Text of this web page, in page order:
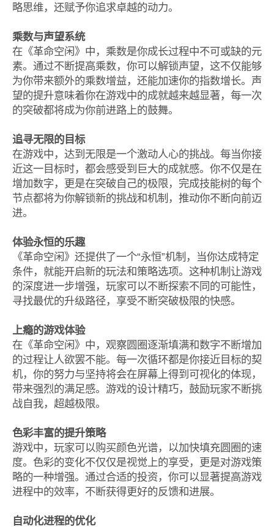
略思维，还赋予你追求卓越的动力。
乘数与声望系统
在《革命空闲》中，乘数是你成长过程中不可或缺的元
素。通过不断提高乘数，你可以解锁声望，这不仅能够
为你带来额外的乘数增益，还能加速你的指数增长。声
望的提升意味着你在游戏中的成就越来越显著，每一次
的突破都将成为你前进路上的鼓舞。
追寻无限的目标
在游戏中，达到无限是一个激动人心的挑战。每当你接
近这一目标时，都会感受到巨大的成就感。你不仅是在
增加数字，更是在突破自己的极限，完成技能树的每个
节点都将为你解锁新的挑战和机制，推动你不断向前迈
进。
体验永恒的乐趣
《革命空闲》还提供了一个“永恒”机制，当你达成特定
条件，就能开启新的玩法和策略选项。这种机制让游戏
的深度进一步增强，玩家可以不断探索不同的可能性，
寻找最优的升级路径，享受不断突破极限的快感。
上瘾的游戏体验
在《革命空闲》中，观察圆圈逐渐填满和数字不断增加
的过程让人欲罢不能。每一次循环都是你接近目标的契
机，你的努力与坚持将会在屏幕上得到可视化的体现，
带来强烈的满足感。游戏的设计精巧，鼓励玩家不断挑
战自我，超越极限。
色彩丰富的提升策略
游戏中，玩家可以购买颜色光谱，以加快填充圆圈的速
度。色彩的变化不仅仅是视觉上的享受，更是对游戏策
略的一种增强。通过合适的投资，你可以显著提高游戏
进程中的效率，不断获得更好的反馈和进展。
自动化进程的优化